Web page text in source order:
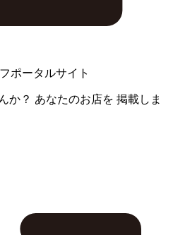
ポータルサイト
か？ あなたのお店を 掲載しま